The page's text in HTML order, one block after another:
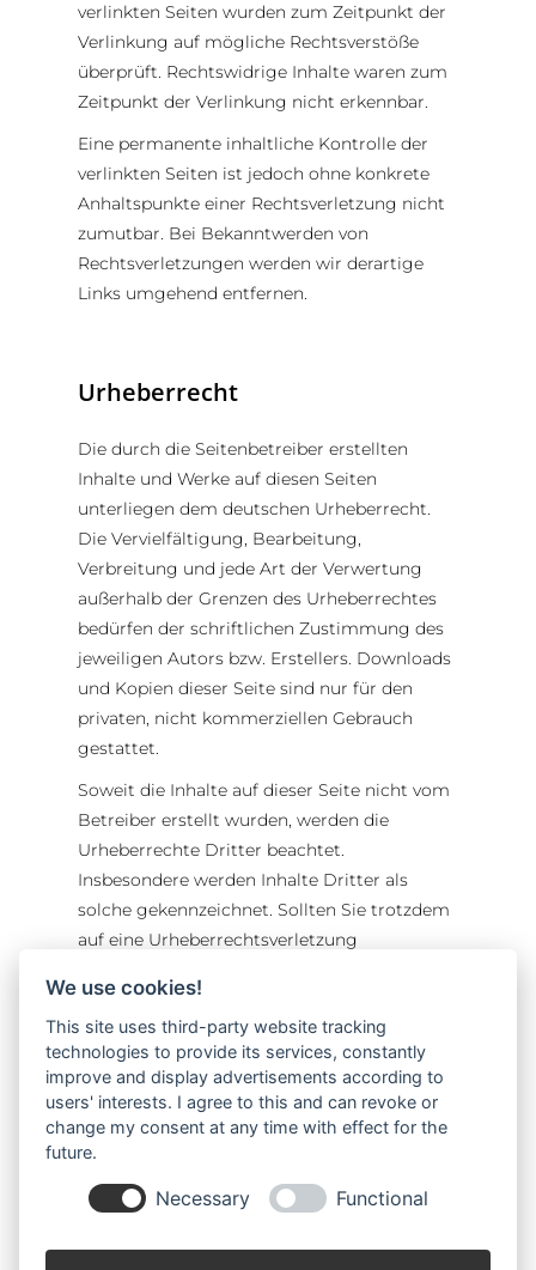
verlinkten Seiten wurden zum Zeitpunkt der
Verlinkung auf mögliche Rechtsverstöße
überprüft. Rechtswidrige Inhalte waren zum
Zeitpunkt der Verlinkung nicht erkennbar.
Eine permanente inhaltliche Kontrolle der
verlinkten Seiten ist jedoch ohne konkrete
Anhaltspunkte einer Rechtsverletzung nicht
zumutbar. Bei Bekanntwerden von
Rechtsverletzungen werden wir derartige
Links umgehend entfernen.
Urheberrecht
Die durch die Seitenbetreiber erstellten
Inhalte und Werke auf diesen Seiten
unterliegen dem deutschen Urheberrecht.
Die Vervielfältigung, Bearbeitung,
Verbreitung und jede Art der Verwertung
außerhalb der Grenzen des Urheberrechtes
bedürfen der schriftlichen Zustimmung des
jeweiligen Autors bzw. Erstellers. Downloads
und Kopien dieser Seite sind nur für den
privaten, nicht kommerziellen Gebrauch
gestattet.
Soweit die Inhalte auf dieser Seite nicht vom
Betreiber erstellt wurden, werden die
Urheberrechte Dritter beachtet.
Insbesondere werden Inhalte Dritter als
solche gekennzeichnet. Sollten Sie trotzdem
auf eine Urheberrechtsverletzung
entsprechenden Hinweis. Bei Bekanntwerden
von Rechtsverletzungen werden wir derartige
Inhalte umgehend entfernen.
We use cookies!
This site uses third-party website tracking
technologies to provide its services, constantly
improve and display advertisements according to
users' interests. I agree to this and can revoke or
change my consent at any time with effect for the
future.
Necessary Functional